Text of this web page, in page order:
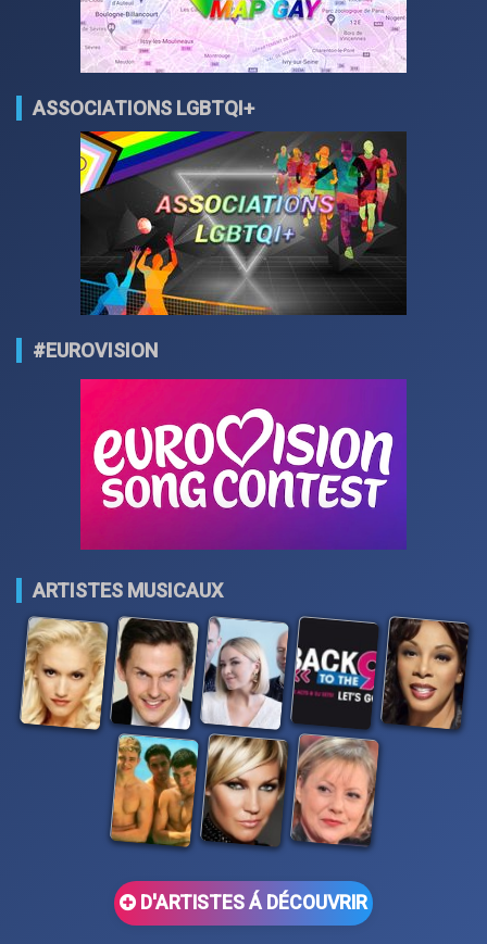
ASSOCIATIONS LGBTQI+
#EUROVISION
ARTISTES MUSICAUX
D'ARTISTES Á DÉCOUVRIR